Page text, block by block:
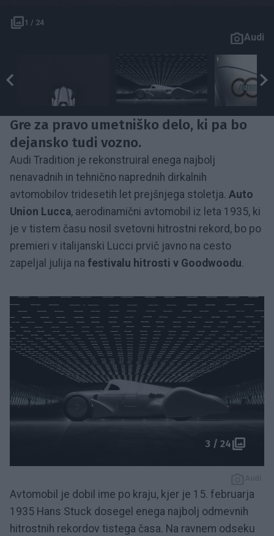
1 / 24
Audi
Gre za pravo umetniško delo, ki pa bo
dejansko tudi vozno.
Audi Tradition je rekonstruiral enega najbolj
nenavadnih in tehnično naprednih dirkalnih
avtomobilov tridesetih let prejšnjega stoletja. Auto
Union Lucca, aerodinamični avtomobil iz leta 1935, ki
je v tistem času nosil svetovni hitrostni rekord, bo po
premieri v italijanski Lucci prvič javno na cesto
zapeljal julija na festivalu hitrosti v Goodwoodu.
3 / 24
Avtomobil je dobil ime po kraju, kjer je 15. februarja
1935 Hans Stuck dosegel enega najbolj odmevnih
hitrostnih rekordov tistega časa. Na ravnem odseku